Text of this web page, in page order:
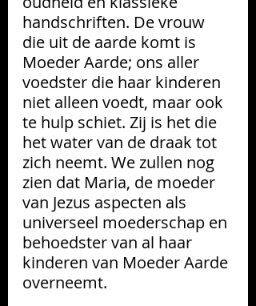
handschriften. De vrouw
die uit de aarde komt is
Moeder Aarde; ons aller
voedster die haar kinderen
niet alleen voedt, maar ook
te hulp schiet. Zij is het die
het water van de draak tot
zich neemt. We zullen nog
zien dat Maria, de moeder
van Jezus aspecten als
universeel moederschap en
behoedster van al haar
kinderen van Moeder Aarde
overneemt.